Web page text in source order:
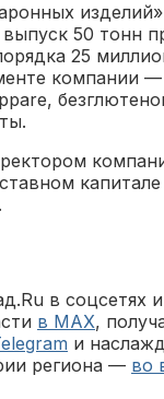
изделий»
50 тонн
25
компании
в соцсетях
в MAX,
и
региона — во